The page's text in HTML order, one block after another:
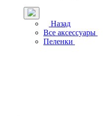
Назад
Все аксессуары
Пеленки